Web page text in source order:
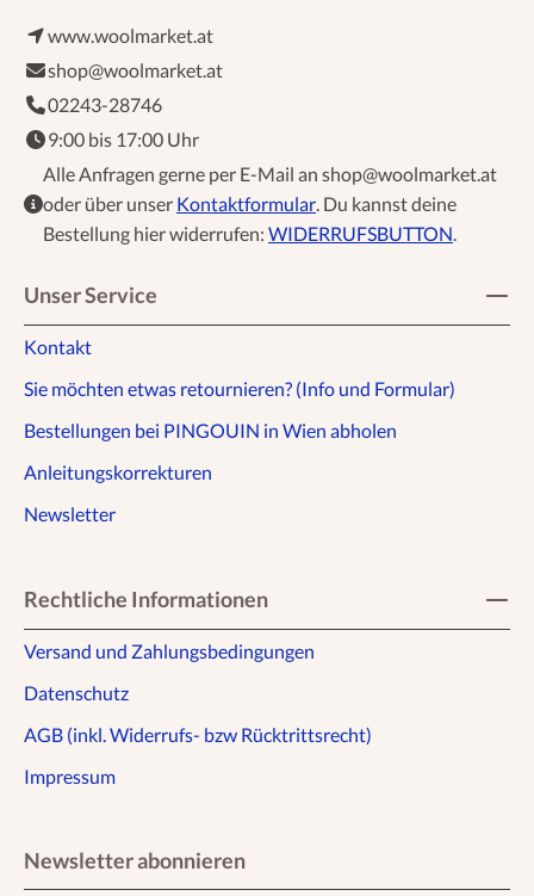
www.woolmarket.at
shop@woolmarket.at
02243-28746
9:00 bis 17:00 Uhr
Alle Anfragen gerne per E-Mail an shop@woolmarket.at
oder über unser Kontaktformular. Du kannst deine
Bestellung hier widerrufen: WIDERRUFSBUTTON.
Unser Service
Kontakt
Sie möchten etwas retournieren? (Info und Formular)
Bestellungen bei PINGOUIN in Wien abholen
Anleitungskorrekturen
Newsletter
Rechtliche Informationen
Versand und Zahlungsbedingungen
Datenschutz
AGB (inkl. Widerrufs- bzw Rücktrittsrecht)
Impressum
Newsletter abonnieren